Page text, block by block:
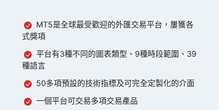
MT5是全球最受歡迎的外匯交易平台，屢獲各
式獎項
平台有3種不同的圖表類型、9種時段範圍、39
種語言
50多項預設的技術指標及可完全定製化的介面
一個平台可交易多項交易產品